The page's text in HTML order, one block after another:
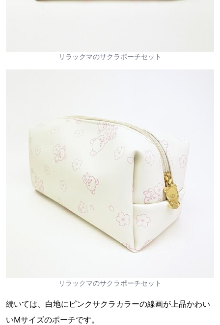
リラックマのサクラポーチセット
リラックマのサクラポーチセット
続いては、白地にピンクサクラカラーの線画が上品かわい
いMサイズのポーチです。